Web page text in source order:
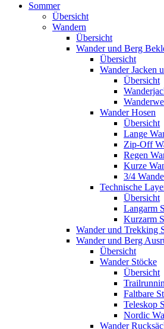
Sommer
Übersicht
Wandern
Übersicht
Wander und Berg
Übersicht
Wander Jacken
Übersicht
Wander Hosen
Übersicht
Lange
Zip-Off
Regen
Kurze
3/4
Technische
Übersicht
Langarm
Kurzarm
Wander und Trekking
Wander und Berg
Übersicht
Wander Stöcke
Übersicht
Faltbare
Teleskop
Nordic
Wander